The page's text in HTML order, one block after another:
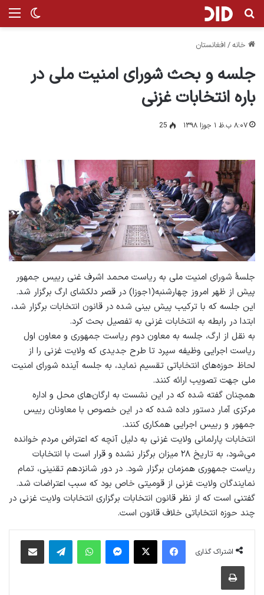
تغییر جستجو برای
خانه/ افغانستان
جلسه و بحث شورای امنیت ملی در
باره انتخابات غزنی
۸:۰۷ ب.ظ ۱ جوزا ۱۳۹۸ 25
جلسۀ شورای امنیت ملی به ریاست محمد اشرف غنی رییس جمهور
پیش از ظهر امروز چهارشنبه(۱جوزا) در قصر دلکشای ارگ برگزار شد.
این جلسه که با ترکیب پیش بینی شده در قانون انتخابات برگزار شد،
ابتدا در رابطه به انتخابات غزنی به تفصیل بحث کرد.
به نقل از ارگ، جلسه به معاون دوم ریاست جمهوری و معاون اول
ریاست اجرایی وظیفه سپرد تا طرح جدیدی که ولایت غزنی را از
لحاظ حوزه‌های انتخاباتی تقسیم نماید، به جلسه آینده شورای امنیت
ملی جهت تصویب ارائه کنند.
همچنان گفته شده که در این نشست به ارگان‌های محل و اداره
مرکزی آمار دستور داده شده که در این خصوص با معاونان رییس
جمهور و رییس اجرایی همکاری کنند.
انتخابات پارلمانی ولایت غزنی به دلیل آنچه که اعتراض مردم خوانده
می‌شود، به تاریخ ۲۸ میزان برگزار نشده و قرار است با انتخابات
ریاست جمهوری همزمان برگزار شود. در دور شانزدهم تقنینی، تمام
نمایندگان ولایت غزنی از قومیتی خاص بود که سبب اعتراضات شد.
گفتنی است که از نظر قانون انتخابات برگزاری انتخابات ولایت غزنی در
چند حوزه انتخاباتی خلاف قانون است.
اشتراک گذاری
فیس بوک X پیام رسان واتس آپ تلگرام اشتراک گذاری از طریق ایمیل
چاپ